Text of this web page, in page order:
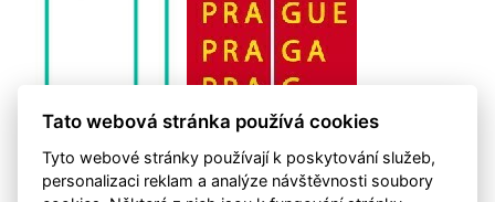
Tato webová stránka používá cookies
Tyto webové stránky používají k poskytování služeb,
personalizaci reklam a analýze návštěvnosti soubory